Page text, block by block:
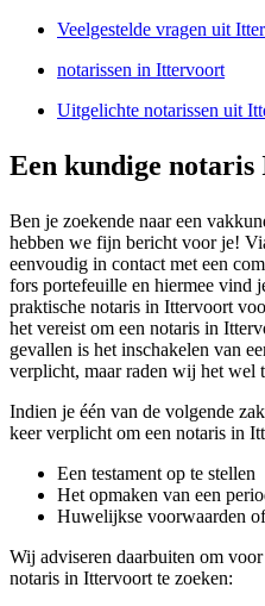
Veelgestelde vragen uit
notarissen in Ittervoort
Uitgelichte notarissen uit
Een kundige
Ben je zoekende naar een
hebben we fijn bericht voor je!
eenvoudig in contact met een
fors portefeuille en hiermee vind
praktische notaris in Ittervoort
het vereist om een notaris in
gevallen is het inschakelen van
verplicht, maar raden wij het wel
Indien je één van de volgende
keer verplicht om een notaris in
Een testament op te stellen
Het opmaken van een
Huwelijkse voorwaarden
Wij adviseren daarbuiten om
notaris in Ittervoort te zoeken: